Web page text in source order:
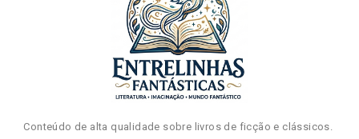
Conteúdo de alta qualidade sobre livros de ficção e clássicos.